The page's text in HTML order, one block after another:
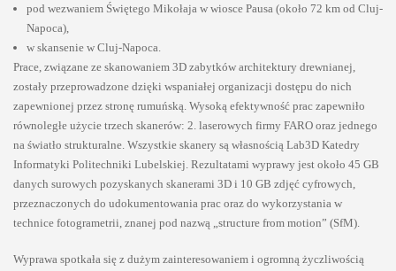
pod wezwaniem Świętego Mikołaja w wiosce Pausa (około 72 km od Cluj-
Napoca),
w skansenie w Cluj-Napoca.
Prace, związane ze skanowaniem 3D zabytków architektury drewnianej,
zostały przeprowadzone dzięki wspaniałej organizacji dostępu do nich
zapewnionej przez stronę rumuńską. Wysoką efektywność prac zapewniło
równoległe użycie trzech skanerów: 2. laserowych firmy FARO oraz jednego
na światło strukturalne. Wszystkie skanery są własnością Lab3D Katedry
Informatyki Politechniki Lubelskiej. Rezultatami wyprawy jest około 45 GB
danych surowych pozyskanych skanerami 3D i 10 GB zdjęć cyfrowych,
przeznaczonych do udokumentowania prac oraz do wykorzystania w
technice fotogrametrii, znanej pod nazwą „structure from motion” (SfM).
Wyprawa spotkała się z dużym zainteresowaniem i ogromną życzliwością